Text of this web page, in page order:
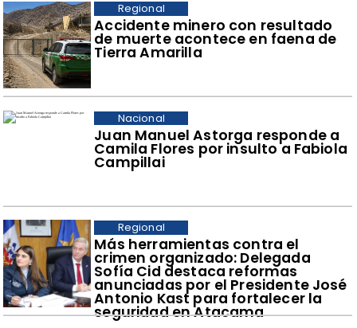
Accidente minero con resultado
de muerte acontece en faena de
Tierra Amarilla
Regional
Juan Manuel Astorga responde a
Camila Flores por insulto a Fabiola
Campillai
Nacional
​Más herramientas contra el
crimen organizado: Delegada
Sofía Cid destaca reformas
anunciadas por el Presidente José
Antonio Kast para fortalecer la
seguridad en Atacama
Regional